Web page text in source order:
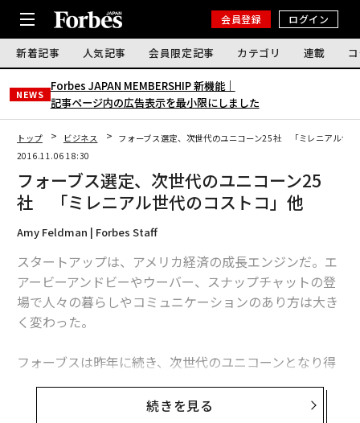
会員登録 ログイン
新着記事 人気記事 会員限定記事 カテゴリ 連載
NEWS
Forbes JAPAN MEMBERSHIP 新機能｜
記事ページ内の広告表示を最小限にしました
トップ ビジネス
フォーブス選定、次世代のユニコーン25社 「ミレニアル世
2016.11.06 18:30
フォーブス選定、次世代のユニコーン25
社 「ミレニアル世代のコストコ」他
Amy Feldman | Forbes Staff
スタートアップは、アメリカ経済の成長エンジンだ。エ
アービーアンドビーやウーバー、スナップチャットの登
場で人々の暮らしやコミュニケーションのあり方は大き
く変わった。
フォーブスは昨年に続き、次世代のユニコーンとなり得
る米国のスタートアップ企業25社を選出した。クラウド
ファンディングサイトを運営する「GoFundMe」は、ユ
続きを見る